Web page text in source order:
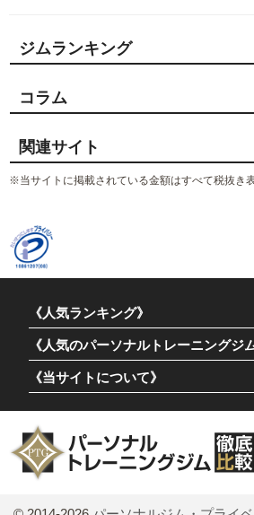
ジムランキング
コラム
関連サイト
※当サイトに掲載されている金額はすべて税抜き
《人気ランキング》
《人気のパーソナルトレーニングジ
《当サイトについて》